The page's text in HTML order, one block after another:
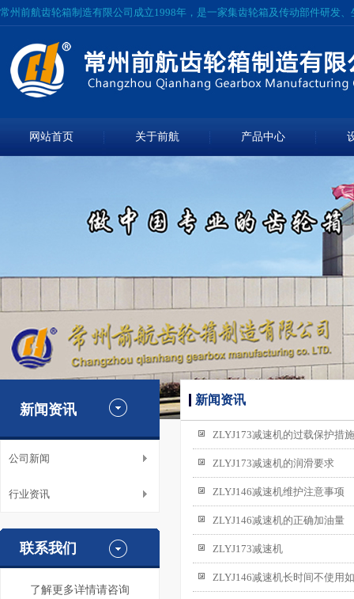
常州前航齿轮箱制造有限公司成立1998年，是一家集齿轮箱及传动部件研发
网站首页 关于前航 产品中心
新闻资讯
公司新闻
行业资讯
联系我们
了解更多详情请咨询
新闻资讯
ZLYJ173减速机的过载保护措施
ZLYJ173减速机的润滑要求
ZLYJ146减速机维护注意事项
ZLYJ146减速机的正确加油量
ZLYJ173减速机
ZLYJ146减速机长时间不使用